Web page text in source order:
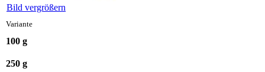
Bild vergrößern
Variante
100 g
250 g